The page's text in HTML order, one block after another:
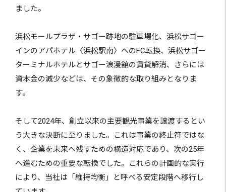
ました。
浜松モールプラザ・サゴー跡地の駐車場化、浜松サゴー
インのアパホテル〈浜松駅南〉へのFC転換、浜松サゴー
ターミナルホテルとサゴー浪漫舘の賃貸解消、さらには
資本金の減少などは、その象徴的な取り組みとなりま
す。
そして2024年、創立以来の主要観光事業を譲渡するとい
う大きな決断に至りました。これは事業の終止符ではな
く、企業を未来へ残すための構造対応であり、次の25年
へ進むための重要な転換でした。これらの計画的な実行
により、当社は「維持均衡」と呼べる安定段階へ移行し